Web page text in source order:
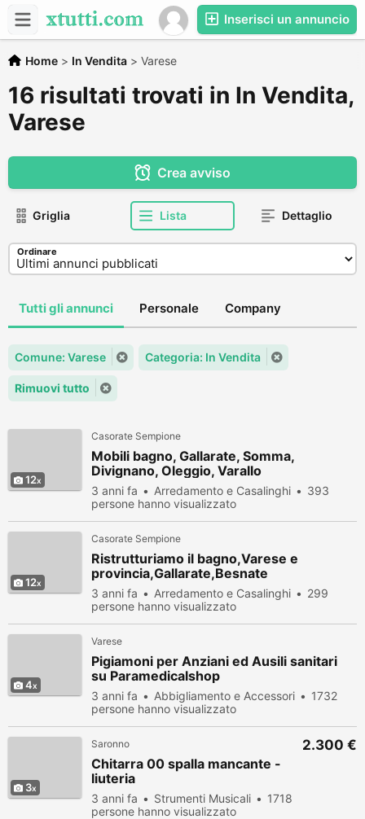
Inserisci un annuncio
Home > In Vendita > Varese
16 risultati trovati in In Vendita,
Varese
Crea avviso
Griglia Lista Dettaglio
Ordinare
Tutti gli annunci Personale Company
Comune: Varese Categoria: In Vendita
Rimuovi tutto
12
Casorate Sempione
Mobili bagno, Gallarate, Somma,
Divignano, Oleggio, Varallo
3 anni fa Arredamento e Casalinghi
393
persone hanno visualizzato
12
Casorate Sempione
Ristrutturiamo il bagno,Varese e
provincia,Gallarate,Besnate
3 anni fa Arredamento e Casalinghi
299
persone hanno visualizzato
4
Varese
Pigiamoni per Anziani ed Ausili sanitari
su Paramedicalshop
3 anni fa Abbigliamento e Accessori
1732
persone hanno visualizzato
3
Saronno
Chitarra 00 spalla mancante -
liuteria
3 anni fa Strumenti Musicali
1718
persone hanno visualizzato
2.300 €